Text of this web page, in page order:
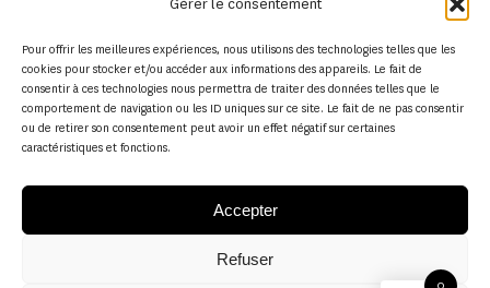
Pour offrir les meilleures expériences, nous utilisons des technologies telles que les
cookies pour stocker et/ou accéder aux informations des appareils. Le fait de
consentir à ces technologies nous permettra de traiter des données telles que le
comportement de navigation ou les ID uniques sur ce site. Le fait de ne pas consentir
ou de retirer son consentement peut avoir un effet négatif sur certaines
caractéristiques et fonctions.
Accepter
Refuser